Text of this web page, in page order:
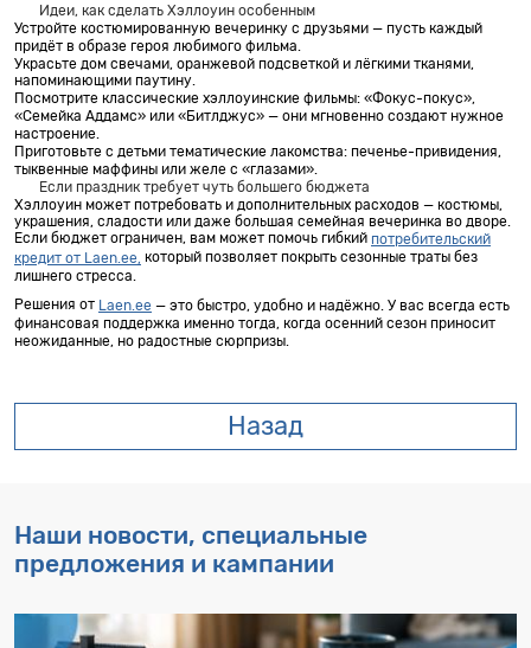
Идеи, как сделать Хэллоуин особенным
Устройте костюмированную вечеринку с друзьями — пусть каждый
придёт в образе героя любимого фильма.
Украсьте дом свечами, оранжевой подсветкой и лёгкими тканями,
напоминающими паутину.
Посмотрите классические хэллоуинские фильмы: «Фокус-покус»,
«Семейка Аддамс» или «Битлджус» — они мгновенно создают нужное
настроение.
Приготовьте с детьми тематические лакомства: печенье-привидения,
тыквенные маффины или желе с «глазами».
Если праздник требует чуть большего бюджета
Хэллоуин может потребовать и дополнительных расходов — костюмы,
украшения, сладости или даже большая семейная вечеринка во дворе.
Если бюджет ограничен, вам может помочь гибкий потребительский
кредит от Laen.ee, который позволяет покрыть сезонные траты без
лишнего стресса.
Решения от Laen.ee — это быстро, удобно и надёжно. У вас всегда есть
финансовая поддержка именно тогда, когда осенний сезон приносит
неожиданные, но радостные сюрпризы.
Назад
Наши новости, специальные
предложения и кампании